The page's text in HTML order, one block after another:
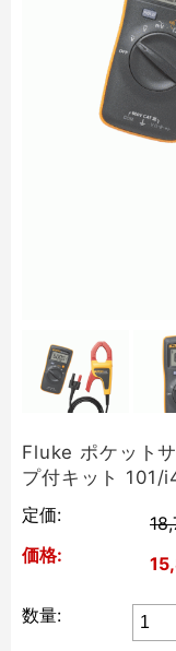
Fluke ポケット
プ付キット 101/
定価:
価格:
数量: